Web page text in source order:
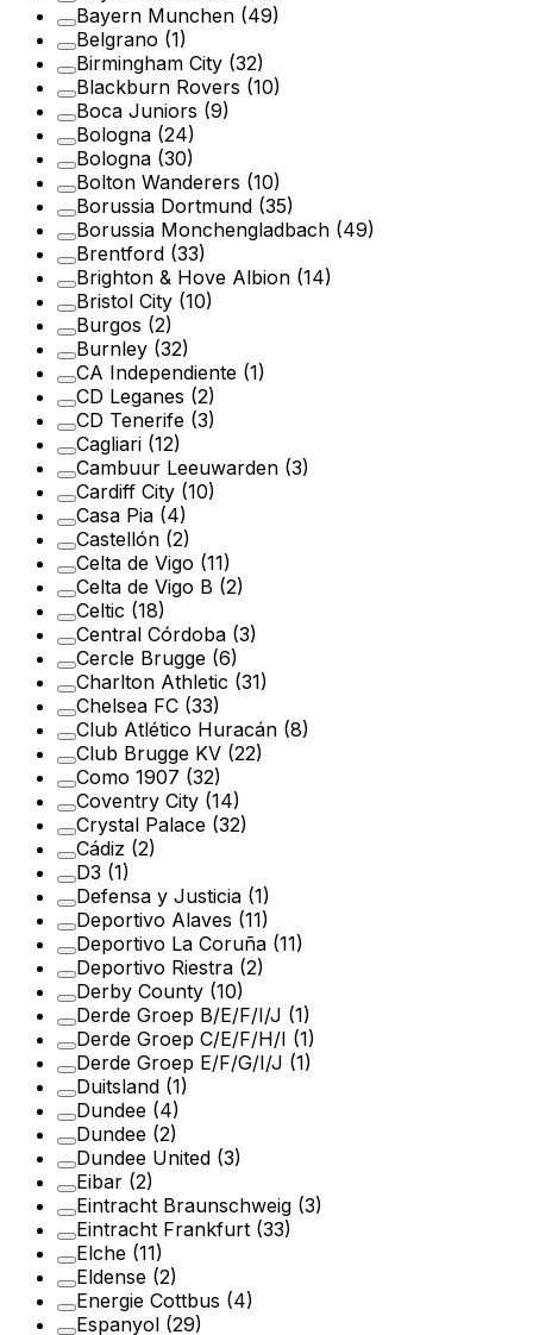
Bayern Munchen (49)
Belgrano (1)
Birmingham City (32)
Blackburn Rovers (10)
Boca Juniors (9)
Bologna (24)
Bologna (30)
Bolton Wanderers (10)
Borussia Dortmund (35)
Borussia Monchengladbach (49)
Brentford (33)
Brighton & Hove Albion (14)
Bristol City (10)
Burgos (2)
Burnley (32)
CA Independiente (1)
CD Leganes (2)
CD Tenerife (3)
Cagliari (12)
Cambuur Leeuwarden (3)
Cardiff City (10)
Casa Pia (4)
Castellón (2)
Celta de Vigo (11)
Celta de Vigo B (2)
Celtic (18)
Central Córdoba (3)
Cercle Brugge (6)
Charlton Athletic (31)
Chelsea FC (33)
Club Atlético Huracán (8)
Club Brugge KV (22)
Como 1907 (32)
Coventry City (14)
Crystal Palace (32)
Cádiz (2)
D3 (1)
Defensa y Justicia (1)
Deportivo Alaves (11)
Deportivo La Coruña (11)
Deportivo Riestra (2)
Derby County (10)
Derde Groep B/E/F/I/J (1)
Derde Groep C/E/F/H/I (1)
Derde Groep E/F/G/I/J (1)
Duitsland (1)
Dundee (4)
Dundee (2)
Dundee United (3)
Eibar (2)
Eintracht Braunschweig (3)
Eintracht Frankfurt (33)
Elche (11)
Eldense (2)
Energie Cottbus (4)
Espanyol (29)